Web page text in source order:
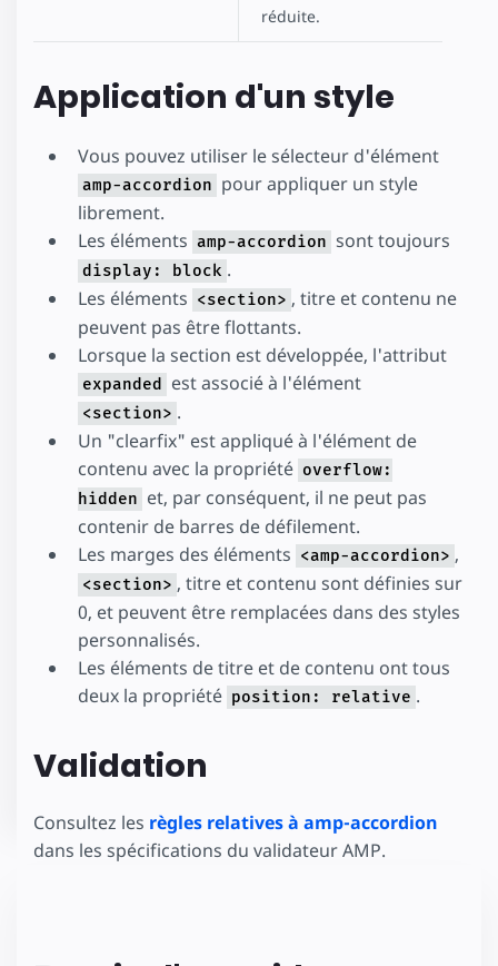
réduite.
Application d'un style
Vous pouvez utiliser le sélecteur d'élément
amp-accordion pour appliquer un style
librement.
Les éléments amp-accordion sont toujours
display: block .
Les éléments <section> , titre et contenu ne
peuvent pas être flottants.
Lorsque la section est développée, l'attribut
expanded est associé à l'élément
<section> .
Un "clearfix" est appliqué à l'élément de
contenu avec la propriété overflow:
hidden et, par conséquent, il ne peut pas
contenir de barres de défilement.
Les marges des éléments <amp-accordion> ,
<section> , titre et contenu sont définies sur
0, et peuvent être remplacées dans des styles
personnalisés.
Les éléments de titre et de contenu ont tous
deux la propriété position: relative .
Validation
Consultez les règles relatives à amp-accordion
dans les spécifications du validateur AMP.